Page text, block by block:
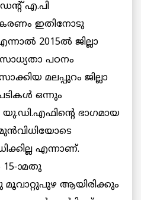
എ.പി
ഇതിനോടു
2015ൽ ജില്ലാ
പഠനം
മലപ്പുറം ജില്ലാ
ഒന്നും
യു.ഡി.എഫിന്റെ ഭാഗമായ
എന്നാണ്.
ാമതു
മൂവാറ്റുപുഴ ആയിരിക്കും